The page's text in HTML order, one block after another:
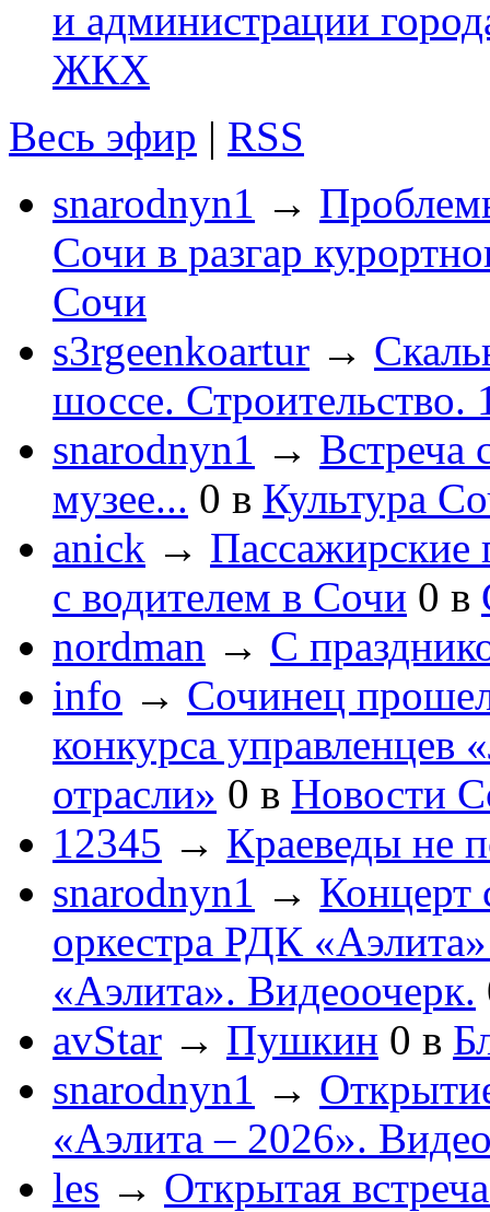
и администрации
ЖКХ
Весь эфир | RSS
snarodnyn1 →
Сочи в разгар
Сочи
s3rgeenkoartur →
шоссе. Строительство.
snarodnyn1 → Встреча
музее... 0 в Культура
anick → Пассажирские
с водителем в Сочи 0 в
nordman → С
info → Сочинец
конкурса управленцев
отрасли» 0 в Новости
12345 → Краеведы не
snarodnyn1 → Концерт
оркестра РДК
«Аэлита». Видеоочерк.
avStar → Пушкин 0 в
snarodnyn1 →
«Аэлита – 2026».
les → Открытая